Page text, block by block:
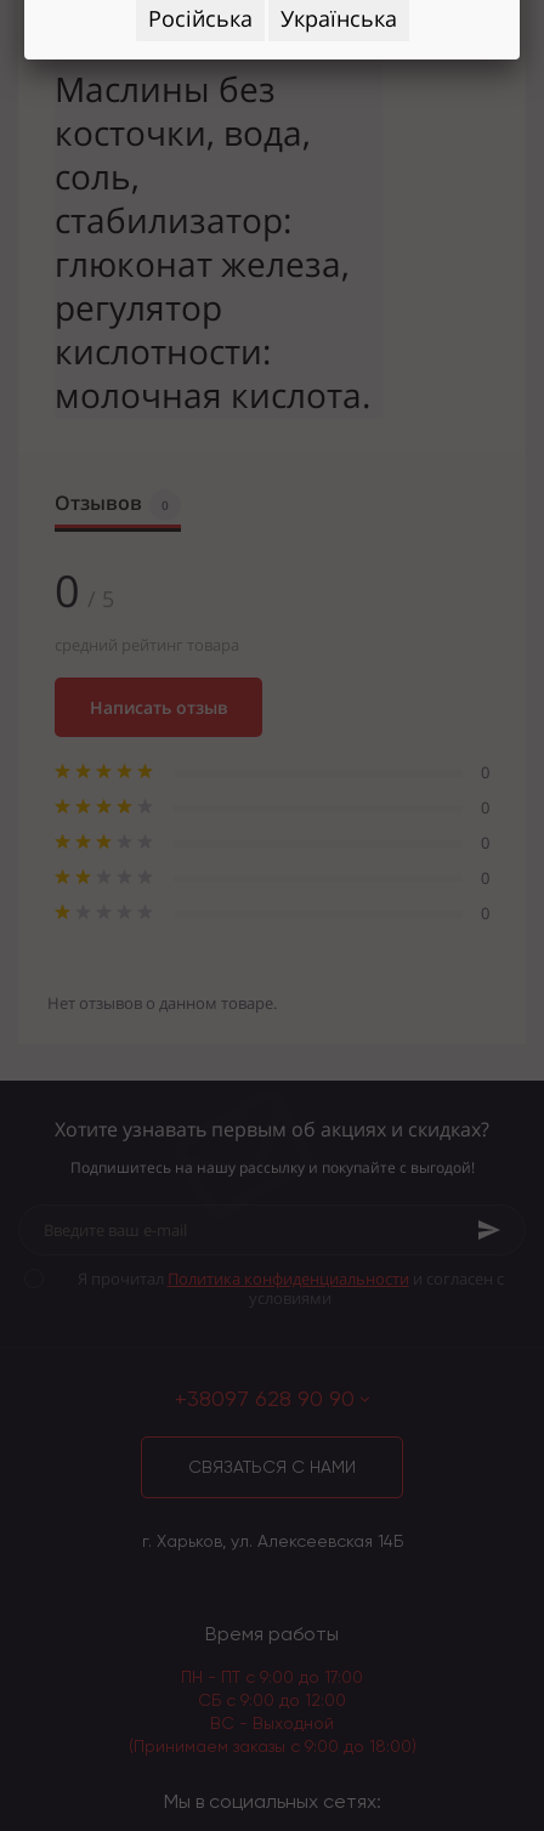
Маслины без
косточки, вода,
соль,
стабилизатор:
глюконат железа,
регулятор
кислотности:
молочная кислота.
Отзывов 0
0 / 5
средний рейтинг товара
Написать отзыв
0
0
0
0
0
Нет отзывов о данном товаре.
Хотите узнавать первым об акциях и скидках?
Подпишитесь на нашу рассылку и покупайте с выгодой!
Я прочитал Политика конфиденциальности и согласен с
условиями
+38097 628 90 90
СВЯЗАТЬСЯ С НАМИ
г. Харьков, ул. Алексеевская 14Б
Время работы
ПН - ПТ с 9:00 до 17:00
СБ с 9:00 до 12:00
ВС - Выходной
(Принимаем заказы с 9:00 до 18:00)
Мы в социальных сетях:
Російська Українська